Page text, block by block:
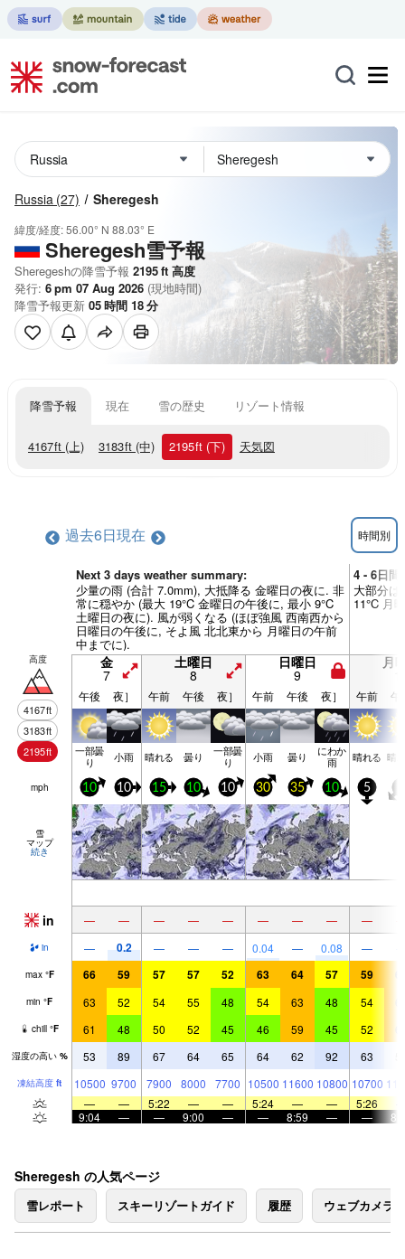
Russia (27) Sheregesh
緯度/経度:56.00° N 88.03° E
Sheregesh雪予報
Sheregeshの降雪予報 2195ft 高度
発行: 6 pm 07 Aug 2026 (現地時間)
降雪予報更新 05時間 18分
降雪予報 現在 雪の歴史 リゾート情報
4167ft (上) 3183ft (中) 2195ft (下) 天気図
過去6日現在 時間別
Next 3 days weather summary:
少量の雨 (合計 7.0mm), 大抵降る 金曜日の夜に. 非
常に穏やか (最大 19°C 金曜日の午後に, 最小 9°C
土曜日の夜に). 風が弱くなる (ほぼ強風 西南西から
日曜日の午後に, そよ風 北北東から 月曜日の午前
中までに).
4 - 6日間
大部分は
11°C 月
高度
4167ft
3183ft
2195ft
金
7
土曜日
8
日曜日
9
月
午後 夜］ 午前 午後 夜］ 午前 午後 夜］ 午前 午
一部曇
り 小雨 晴れる 曇り 一部曇
り 小雨 曇り にわか
雨 晴れる 晴
mph 10 10 15 10 10 30 35 10 5
雪
マップ
続き
in — — — — — — — — —
in — 0.2 — — — 0.04 — 0.08 —
max °F 66 59 57 57 52 63 64 57 59
min °F 63 52 54 55 48 54 63 48 54
chill °F 61 48 50 52 45 46 59 45 52
湿度の高い % 53 89 67 64 65 64 62 92 63
凍結高度 ft 10500 9700 7900 8000 7700 10500 11600 10800 10700
—
— 5:22 — — 5:24 — — 5:26
9:04
— — 9:00 — — 8:59 — —
Sheregesh の人気ページ
雪レポート スキーリゾートガイド 履歴 ウェブカメラ